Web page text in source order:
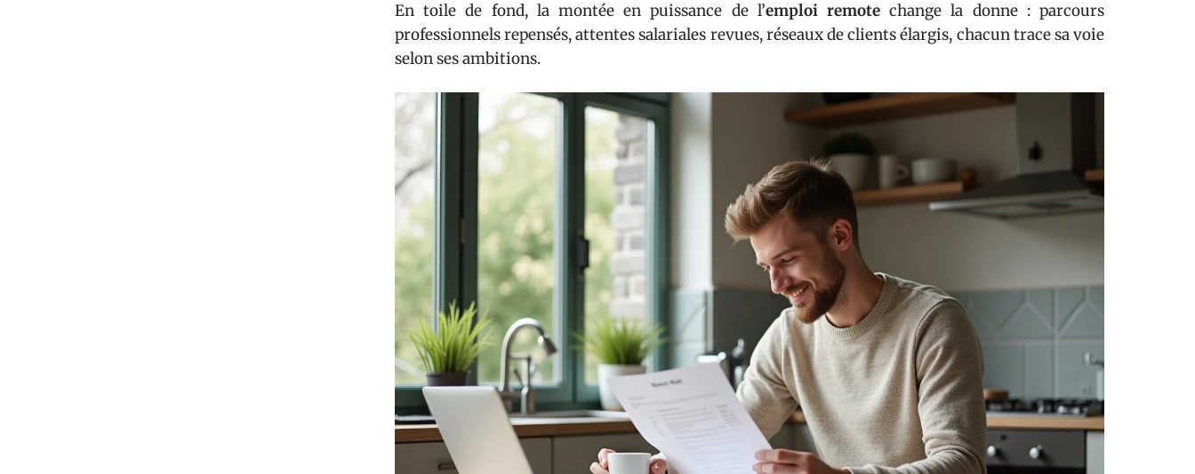
En toile de fond, la montée en puissance de l’emploi remote change la donne : parcours
professionnels repensés, attentes salariales revues, réseaux de clients élargis, chacun trace sa voie
selon ses ambitions.